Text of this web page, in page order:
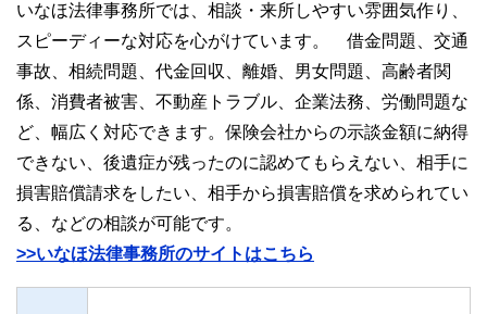
いなほ法律事務所では、相談・来所しやすい雰囲気作り、
スピーディーな対応を心がけています。 借金問題、交通
事故、相続問題、代金回収、離婚、男女問題、高齢者関
係、消費者被害、不動産トラブル、企業法務、労働問題な
ど、幅広く対応できます。保険会社からの示談金額に納得
できない、後遺症が残ったのに認めてもらえない、相手に
損害賠償請求をしたい、相手から損害賠償を求められてい
る、などの相談が可能です。
>>いなほ法律事務所のサイトはこちら